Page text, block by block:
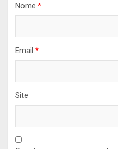
Nome *
Email *
Site